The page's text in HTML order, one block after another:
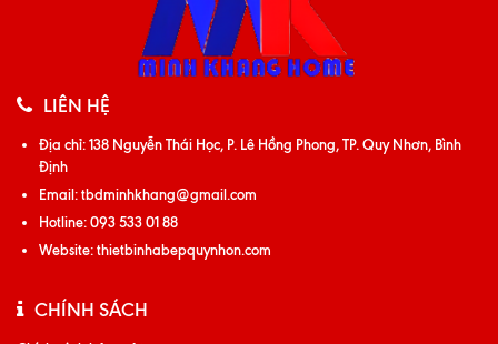
LIÊN HỆ
Địa chỉ:138 Nguyễn Thái Học, P. Lê Hồng Phong, TP. Quy Nhơn, Bình
Định
Email:tbdminhkhang@gmail.com
Hotline:093 533 01 88
Website:thietbinhabepquynhon.com
CHÍNH SÁCH